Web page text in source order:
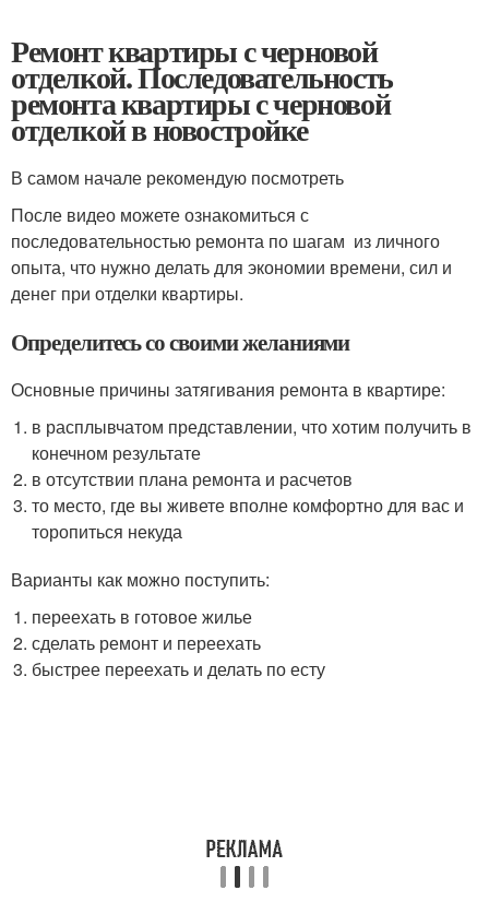
Ремонт квартиры с черновой
отделкой. Последовательность
ремонта квартиры с черновой
отделкой в новостройке
В самом начале рекомендую посмотреть
После видео можете ознакомиться с
последовательностью ремонта по шагам из личного
опыта, что нужно делать для экономии времени, сил и
денег при отделки квартиры.
Определитесь со своими желаниями
Основные причины затягивания ремонта в квартире:
в расплывчатом представлении, что хотим получить в
конечном результате
в отсутствии плана ремонта и расчетов
то место, где вы живете вполне комфортно для вас и
торопиться некуда
Варианты как можно поступить:
переехать в готовое жилье
сделать ремонт и переехать
быстрее переехать и делать по есту